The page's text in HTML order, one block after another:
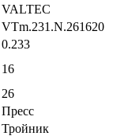
VALTEC
VTm.231.N.261620
0.233
16
26
Пресс
Тройник